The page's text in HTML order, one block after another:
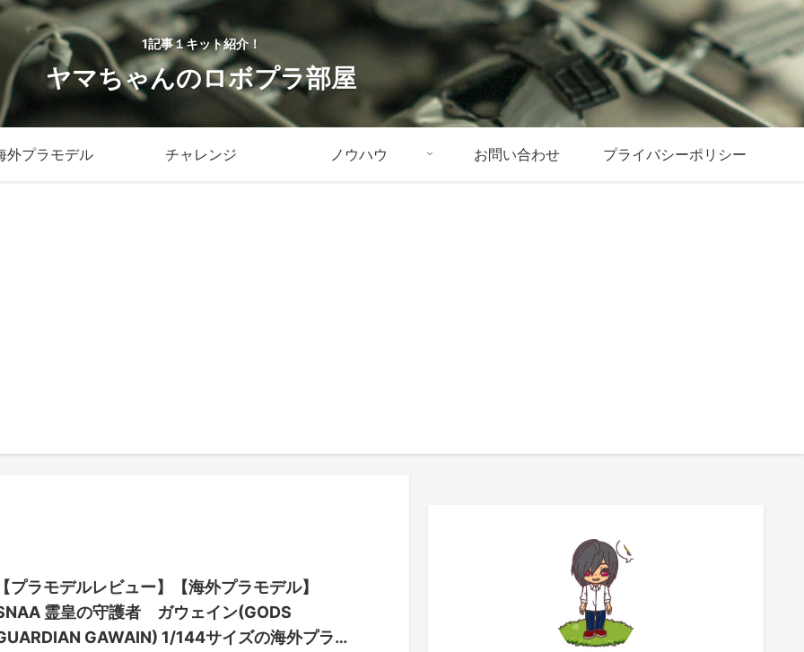
1記事１キット紹介！
ヤマちゃんのロボプラ部屋
外プラモデル チャレンジ ノウハウ お問い合わせ プライバシーポリシー
プラモデルレビュー】【海外プラモデル】
霊皇の守護者 ガウェイン(GODS
GAWAIN) 1/144サイズの海外プラ